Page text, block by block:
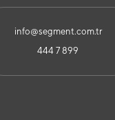
info@segment.com.tr
444 7 899